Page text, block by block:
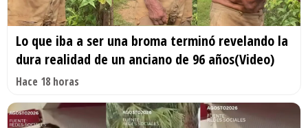
Lo que iba a ser una broma terminó revelando la
dura realidad de un anciano de 96 años(Video)
Hace 18 horas